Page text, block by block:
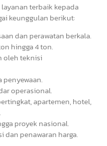
terbaik kepada
keunggulan berikut:
dan perawatan berkala.
hingga 4 ton.
oleh teknisi
penyewaan.
operasional.
apartemen, hotel,
proyek nasional.
dan penawaran harga.